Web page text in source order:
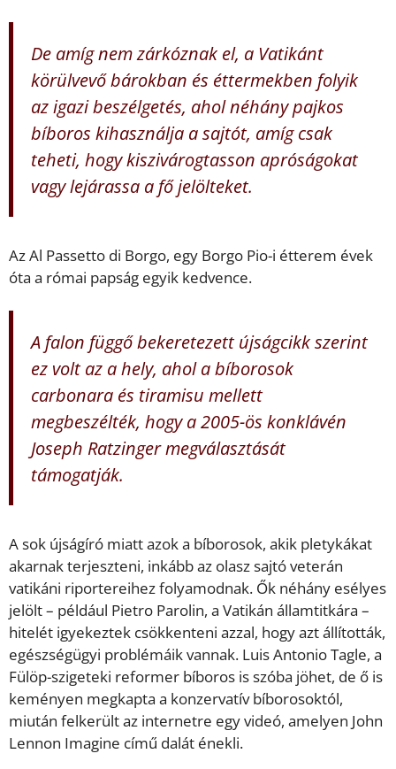
De amíg nem zárkóznak el, a Vatikánt
körülvevő bárokban és éttermekben folyik
az igazi beszélgetés, ahol néhány pajkos
bíboros kihasználja a sajtót, amíg csak
teheti, hogy kiszivárogtasson apróságokat
vagy lejárassa a fő jelölteket.
Az Al Passetto di Borgo, egy Borgo Pio-i étterem évek
óta a római papság egyik kedvence.
A falon függő bekeretezett újságcikk szerint
ez volt az a hely, ahol a bíborosok
carbonara és tiramisu mellett
megbeszélték, hogy a 2005-ös konklávén
Joseph Ratzinger megválasztását
támogatják.
A sok újságíró miatt azok a bíborosok, akik pletykákat
akarnak terjeszteni, inkább az olasz sajtó veterán
vatikáni riportereihez folyamodnak. Ők néhány esélyes
jelölt – például Pietro Parolin, a Vatikán államtitkára –
hitelét igyekeztek csökkenteni azzal, hogy azt állították,
egészségügyi problémáik vannak. Luis Antonio Tagle, a
Fülöp-szigeteki reformer bíboros is szóba jöhet, de ő is
keményen megkapta a konzervatív bíborosoktól,
miután felkerült az internetre egy videó, amelyen John
Lennon Imagine című dalát énekli.